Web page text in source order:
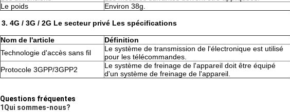
Le poids
Environ 38g.
3. 4G / 3G / 2G Le secteur privé Les spécifications
Nom de l'article
Définition
Technologie d'accès sans fil
Le système de transmission de l'électronique est utilisé
pour les télécommandes.
Protocole 3GPP/3GPP2
Le système de freinage de l'appareil doit être équipé
d'un système de freinage de l'appareil.
Questions fréquentes
1Qui sommes-nous?